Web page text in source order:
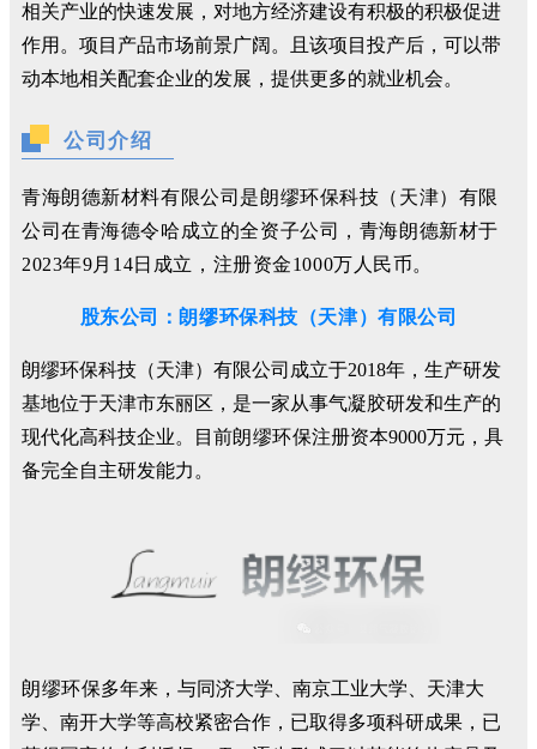
相关产业的快速发展，对地方经济建设有积极的积极促进
作用。项目产品市场前景广阔。且该项目投产后，可以带
动本地相关配套企业的发展，提供更多的就业机会。
公司介绍
青海朗德新材料有限公司 是朗缪环保科技（天津）有限
公司在青海德令哈成立的全资子公司， 青海朗德新材于
2023年9月14日成立，注册资金1000万人民币。
股东公司： 朗缪环保科技（天津）有限公司
朗缪环保科技（天津）有限公司成立于2018年，生产研发
基地位于天津市东丽区，是一家从事气凝胶研发和生产的
现代化高科技企业。目前朗缪环保注册资本9000万元，具
备完全自主研发能力。
朗缪环保多年来，与同济大学、南京工业大学、天津大
学、南开大学等高校紧密合作，已取得多项科研成果，已